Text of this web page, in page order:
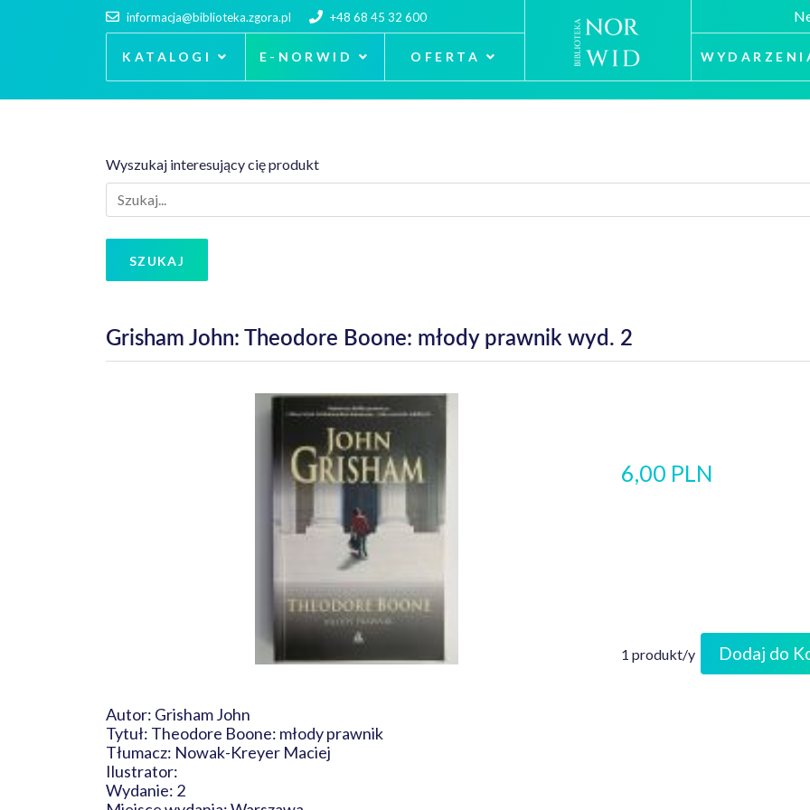
informacja@biblioteka.zgora.pl +48 68 45 32 600
KATALOGI E-NORWID OFERTA
Wyszukaj interesujący cię produkt
SZUKAJ
Grisham John: Theodore Boone: młody prawnik wyd. 2
6,00 PLN
1 produkt/y Dodaj do
Autor: Grisham John
Tytuł: Theodore Boone: młody prawnik
Tłumacz: Nowak-Kreyer Maciej
Ilustrator:
Wydanie: 2